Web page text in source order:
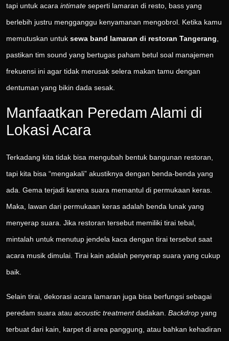
tapi untuk acara intimate seperti lamaran di resto, bass yang
berlebih justru mengganggu kenyamanan mengobrol. Ketika kamu
memutuskan untuk sewa band lamaran di restoran Tangerang
pastikan tim sound yang bertugas paham betul soal manajemen
frekuensi ini agar tidak merusak selera makan tamu dengan
dentuman yang bikin dada sesak.
Manfaatkan Peredam Alami di
Lokasi Acara
Terkadang kita tidak bisa mengubah bentuk bangunan restoran,
tapi kita bisa “mengakali” akustiknya dengan benda-benda yang
ada. Gema terjadi karena suara memantul di permukaan keras.
Maka, lawan dari permukaan keras adalah benda lunak yang
menyerap suara. Jika restoran tersebut memiliki tirai tebal,
mintalah untuk menutup jendela kaca dengan tirai tersebut saat
acara musik dimulai. Tirai kain adalah penyerap suara yang cukup
baik.
Selain tirai, dekorasi acara lamaran juga bisa berfungsi sebagai
peredam suara atau acoustic treatmentdadakan. Backdrop yang
terbuat dari kain, karpet di area panggung, atau bahkan kehadiran